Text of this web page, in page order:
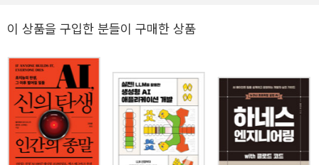
나지 않고 실제 운영과정에서 부딪히는 어려움을 해소하는 방법과 멀
를 맞이하여 필수적으로 갖춰야 하는 개발 지식을 이론과 실무 양쪽
관점에서 설명하고 있으므로, 새로운 패러다임에 적응하고자 하는 개
발자들에게 가뭄의 단비처럼 다가올 것이다. | 이 책에서 다루는 내용
| - LLM의 핵심인 트랜스포머 아키텍처 - 챗GPT를 만드는 방법: 지
도 미세 조정과 RLHF - 오픈소스 LLM을 나만의 데이터로 추가 학습
하기 - LLM 애플리케이션 운영을 위한 모델 경량화 - 라마인덱스를
이 상품을 구입한 분들이 구매한 상품